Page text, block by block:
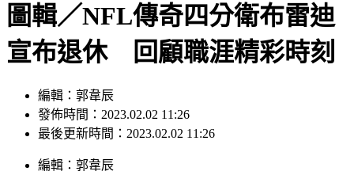
圖輯／NFL傳奇四分衛布雷迪
宣布退休 回顧職涯精彩時刻
編輯：郭韋辰
發佈時間：2023.02.02 11:26
最後更新時間：2023.02.02 11:26
編輯 ： 郭韋辰